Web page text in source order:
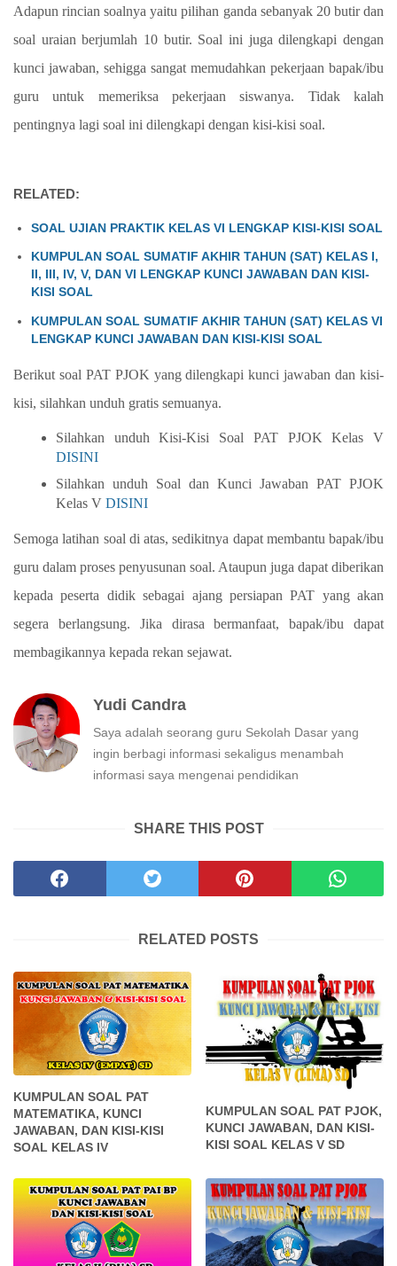
Adapun rincian soalnya yaitu pilihan ganda sebanyak 20 butir dan
soal uraian berjumlah 10 butir. Soal ini juga dilengkapi dengan
kunci jawaban, sehigga sangat memudahkan pekerjaan bapak/ibu
guru untuk memeriksa pekerjaan siswanya. Tidak kalah
pentingnya lagi soal ini dilengkapi dengan kisi-kisi soal.
RELATED:
SOAL UJIAN PRAKTIK KELAS VI LENGKAP KISI-KISI SOAL
KUMPULAN SOAL SUMATIF AKHIR TAHUN (SAT) KELAS I,
II, III, IV, V, DAN VI LENGKAP KUNCI JAWABAN DAN KISI-
KISI SOAL
KUMPULAN SOAL SUMATIF AKHIR TAHUN (SAT) KELAS VI
LENGKAP KUNCI JAWABAN DAN KISI-KISI SOAL
Berikut soal PAT PJOK yang dilengkapi kunci jawaban dan kisi-
kisi, silahkan unduh gratis semuanya.
Silahkan unduh Kisi-Kisi Soal PAT PJOK Kelas V
DISINI
Silahkan unduh Soal dan Kunci Jawaban PAT PJOK
Kelas V DISINI
Semoga latihan soal di atas, sedikitnya dapat membantu bapak/ibu
guru dalam proses penyusunan soal. Ataupun juga dapat diberikan
kepada peserta didik sebagai ajang persiapan PAT yang akan
segera berlangsung. Jika dirasa bermanfaat, bapak/ibu dapat
membagikannya kepada rekan sejawat.
Yudi Candra
Saya adalah seorang guru Sekolah Dasar yang
ingin berbagi informasi sekaligus menambah
informasi saya mengenai pendidikan
SHARE THIS POST
RELATED POSTS
KUMPULAN SOAL PAT
MATEMATIKA, KUNCI
JAWABAN, DAN KISI-KISI
SOAL KELAS IV
KUMPULAN SOAL PAT PJOK,
KUNCI JAWABAN, DAN KISI-
KISI SOAL KELAS V SD